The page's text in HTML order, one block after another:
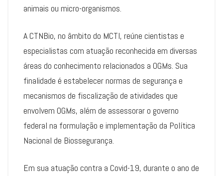
animais ou micro-organismos.
A CTNBio, no âmbito do MCTI, reúne cientistas e
especialistas com atuação reconhecida em diversas
áreas do conhecimento relacionados a OGMs. Sua
finalidade é estabelecer normas de segurança e
mecanismos de fiscalização de atividades que
envolvem OGMs, além de assessorar o governo
federal na formulação e implementação da Política
Nacional de Biossegurança.
Em sua atuação contra a Covid-19, durante o ano de